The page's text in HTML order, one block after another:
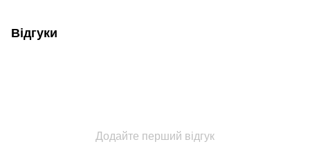
Відгуки
Додайте перший відгук